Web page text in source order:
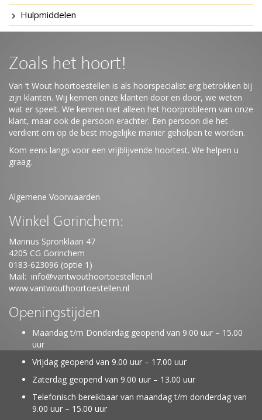
Hulpmiddelen
Zoals het hoort!
Van ‘t Wout hoortoestellen is als hoorspecialist erg betrokken bij
zijn klanten. Wij kennen onze klanten door en door, we weten
wat er speelt. We kennen niet alleen het hoorprobleem van onze
klant, maar ook de persoon erachter. Een persoon die het
verdient om op de best mogelijke manier geholpen te worden.
Kom eens langs voor een vrijblijvende hoortest. We helpen u
graag.
Algemene Voorwaarden
Winkel Gorinchem:
Marinus Spronklaan 47
4205 CG Gorinchem
0183-623096 (optie 1)
Mail: info@vantwouthoortoestellen.nl
www.vantwouthoortoestellen.nl
Openingstijden
Maandag t/m Donderdag geopend van 9.00 uur – 15.00
uur
Vrijdag geopend van 9.00 uur – 17.00 uur
Zaterdag geopend van 9.00 uur – 13.00 uur
Telefonisch bereikbaar van maandag t/m donderdag van
9.00 uur – 15.00 uur